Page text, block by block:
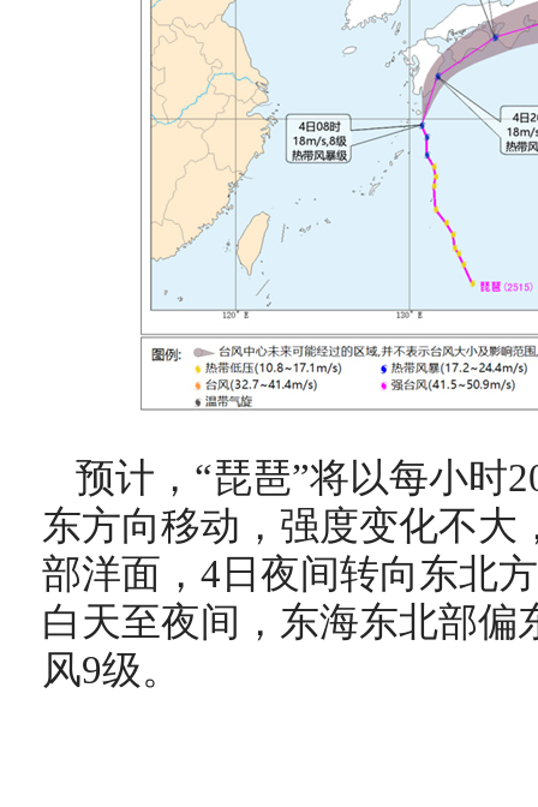
预计，“琵琶”将以每小时
东方向移动，强度变化不大
部洋面，4日夜间转向东北
白天至夜间，东海东北部偏
风9级。